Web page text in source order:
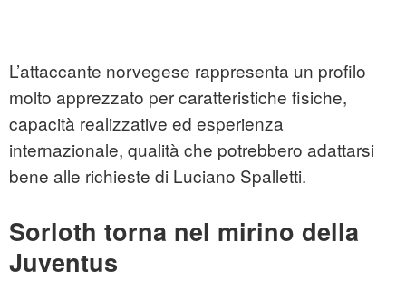
L’attaccante norvegese rappresenta un profilo
molto apprezzato per caratteristiche fisiche,
capacità realizzative ed esperienza
internazionale, qualità che potrebbero adattarsi
bene alle richieste di Luciano Spalletti.
Sorloth torna nel mirino della
Juventus